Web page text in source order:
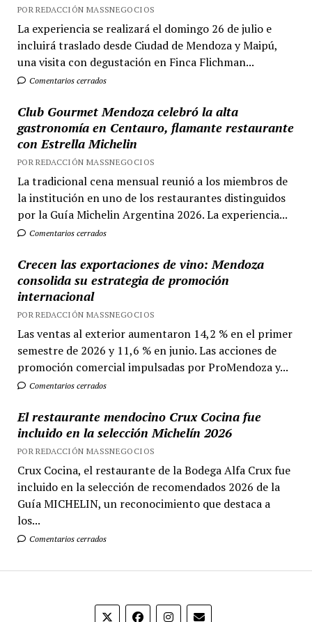
POR REDACCIÓN MASSNEGOCIOS
La experiencia se realizará el domingo 26 de julio e
incluirá traslado desde Ciudad de Mendoza y Maipú,
una visita con degustación en Finca Flichman...
Comentarios cerrados
Club Gourmet Mendoza celebró la alta
gastronomía en Centauro, flamante restaurante
con Estrella Michelin
POR REDACCIÓN MASSNEGOCIOS
La tradicional cena mensual reunió a los miembros de
la institución en uno de los restaurantes distinguidos
por la Guía Michelin Argentina 2026. La experiencia...
Comentarios cerrados
Crecen las exportaciones de vino: Mendoza
consolida su estrategia de promoción
internacional
POR REDACCIÓN MASSNEGOCIOS
Las ventas al exterior aumentaron 14,2 % en el primer
semestre de 2026 y 11,6 % en junio. Las acciones de
promoción comercial impulsadas por ProMendoza y...
Comentarios cerrados
El restaurante mendocino Crux Cocina fue
incluido en la selección Michelín 2026
POR REDACCIÓN MASSNEGOCIOS
Crux Cocina, el restaurante de la Bodega Alfa Crux fue
incluido en la selección de recomendados 2026 de la
Guía MICHELIN, un reconocimiento que destaca a
los...
Comentarios cerrados